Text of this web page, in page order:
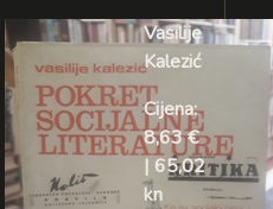
Vasilije
Kalezić
Cijena:
8,63 €
| 65,02
kn